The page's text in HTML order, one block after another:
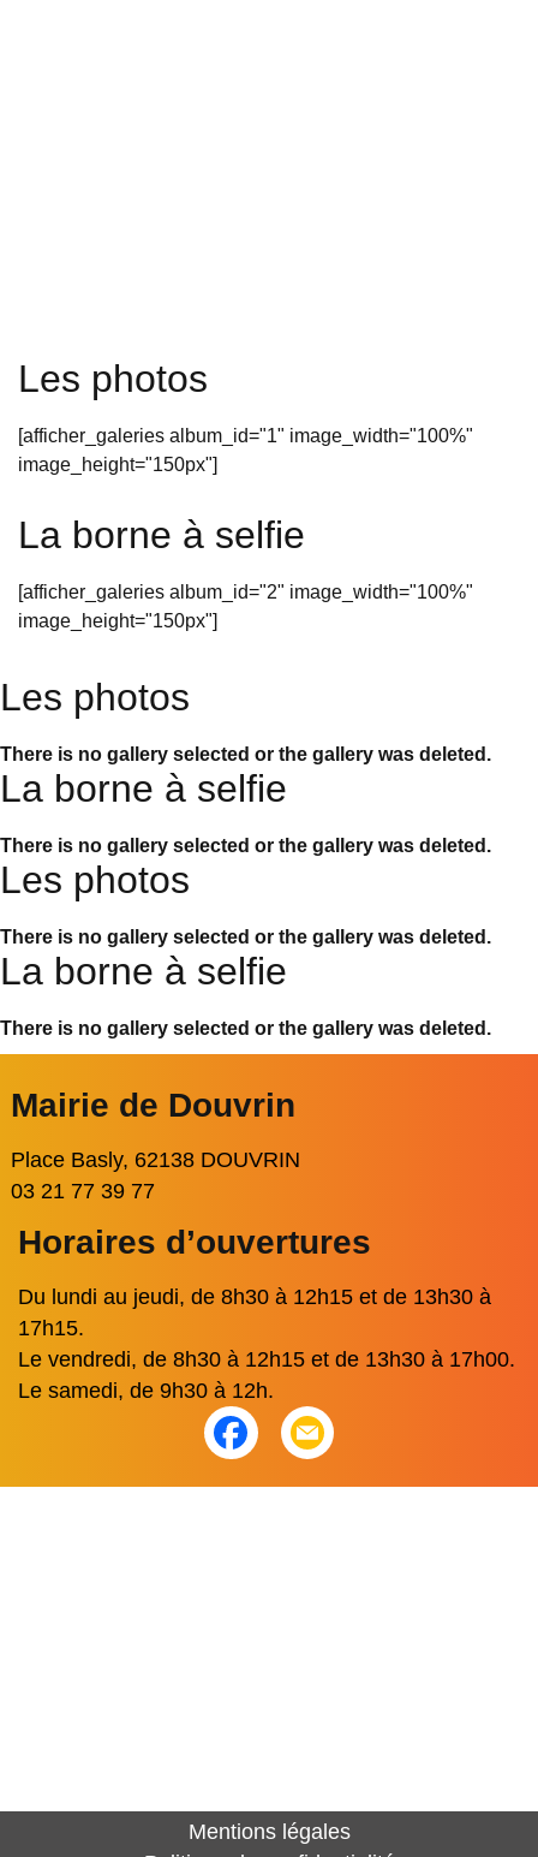
Les photos
[afficher_galeries album_id="1" image_width="100%"
image_height="150px"]
La borne à selfie
[afficher_galeries album_id="2" image_width="100%"
image_height="150px"]
Les photos
There is no gallery selected or the gallery was deleted.
La borne à selfie
There is no gallery selected or the gallery was deleted.
Les photos
There is no gallery selected or the gallery was deleted.
La borne à selfie
There is no gallery selected or the gallery was deleted.
Mairie de Douvrin
Place Basly, 62138 DOUVRIN
03 21 77 39 77
Horaires d’ouvertures
Du lundi au jeudi, de 8h30 à 12h15 et de 13h30 à
17h15.
Le vendredi, de 8h30 à 12h15 et de 13h30 à 17h00.
Le samedi, de 9h30 à 12h.
Mentions légales